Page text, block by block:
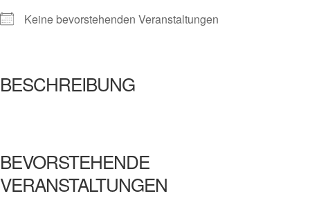
Keine bevorstehenden Veranstaltungen
BESCHREIBUNG
BEVORSTEHENDE
VERANSTALTUNGEN